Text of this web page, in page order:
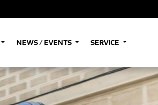
Tenere
Tenere
Tenere
NEWS / EVENTS SERVICE